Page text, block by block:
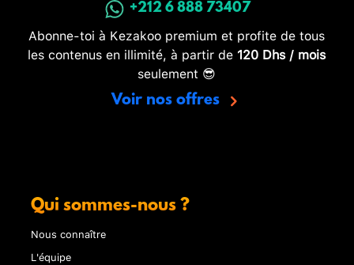
+212 6 888 73407
Abonne-toi à Kezakoo premium et profite de tous
les contenus en illimité, à partir de 120 Dhs / mois
seulement 😎
Voir nos offres
Qui sommes-nous ?
Nous connaître
L'équipe